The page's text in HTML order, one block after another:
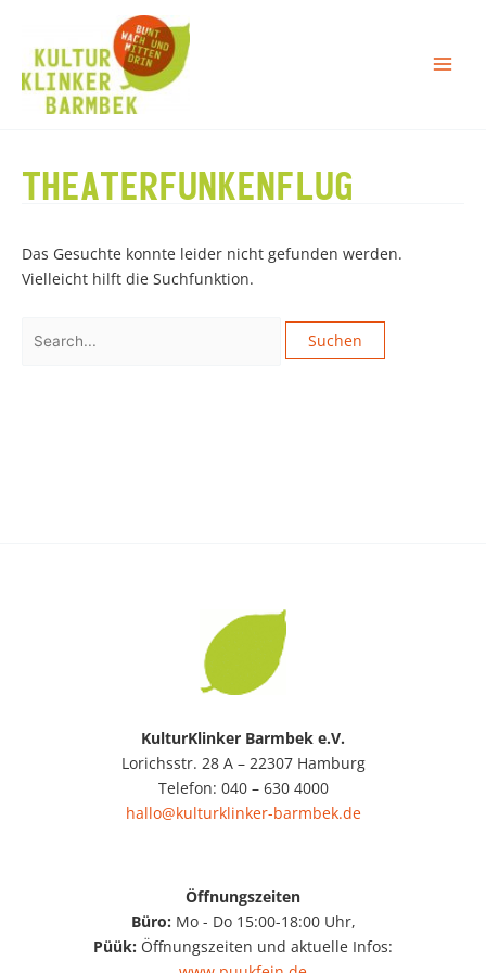
springen
THEATERFUNKENFLUG
Das Gesuchte konnte leider nicht gefunden werden.
Vielleicht hilft die Suchfunktion.
KulturKlinker Barmbek e.V.
Lorichsstr. 28 A – 22307 Hamburg
Telefon: 040 – 630 4000
hallo@kulturklinker-barmbek.de
Öffnungszeiten
Büro: Mo - Do 15:00-18:00 Uhr,
Püük: Öffnungszeiten und aktuelle Infos: